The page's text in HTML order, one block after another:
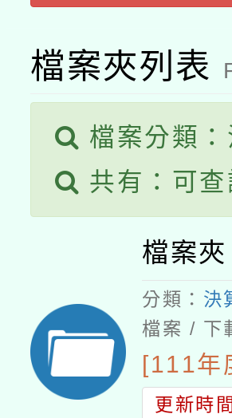
檔案夾列表
檔案分類
共有：可
檔案夾
分類： 決
檔案 / 下
[111年
更新時